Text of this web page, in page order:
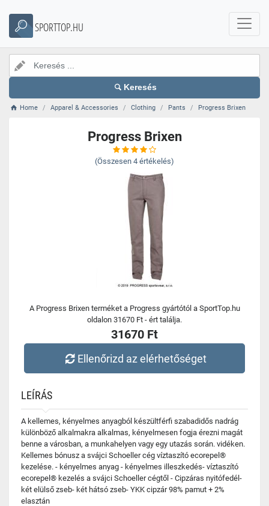
SPORTTOP.HU
Keresés
Home Apparel & Accessories Clothing Pants Progress Brixen
Progress Brixen
(Összesen 4 értékelés)
A Progress Brixen terméket a Progress gyártótól a SportTop.hu
oldalon 31670 Ft - ért találja.
31670 Ft
Ellenőrizd az elérhetőséget
LEÍRÁS
A kellemes, kényelmes anyagból készültférfi szabadidős nadrág
különböző alkalmakra alkalmas, kényelmesen fogja érezni magát
benne a városban, a munkahelyen vagy egy utazás során. vidéken.
Kellemes bónusz a svájci Schoeller cég víztaszító ecorepel®
kezelése. - kényelmes anyag - kényelmes illeszkedés- víztaszító
ecorepel® kezelés a svájci Schoeller cégtől - Cipzáras nyitófedél-
két elülső zseb- két hátsó zseb- YKK cipzár 98% pamut + 2%
elasztán